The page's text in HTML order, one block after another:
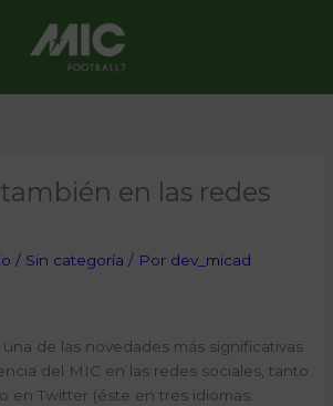
también en las redes
/ Sin categoría / Por dev_micad
una de las novedades más significativas
del MIC en las redes sociales, tanto
en Twitter (éste en tres idiomas: